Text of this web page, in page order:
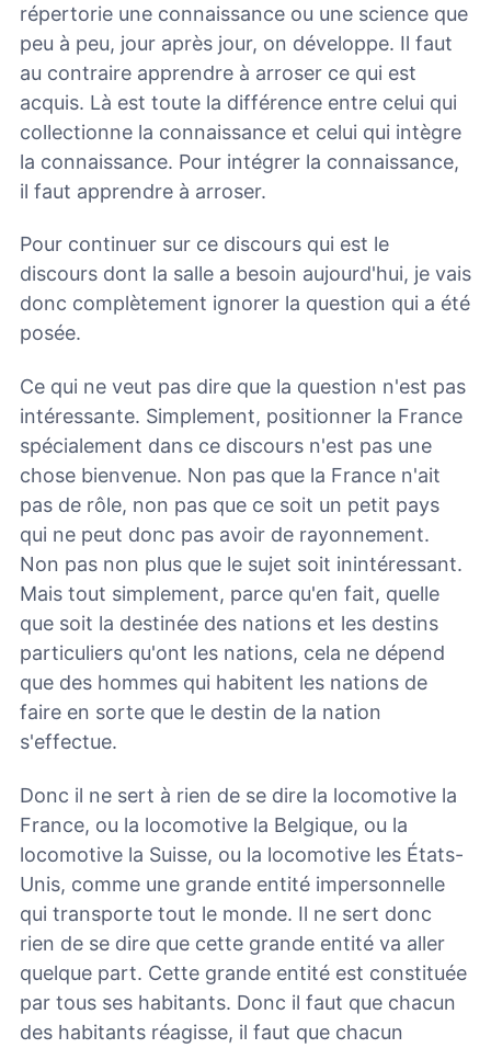
répertorie une connaissance ou une science que
peu à peu, jour après jour, on développe. Il faut
au contraire apprendre à arroser ce qui est
acquis. Là est toute la différence entre celui qui
collectionne la connaissance et celui qui intègre
la connaissance. Pour intégrer la connaissance,
il faut apprendre à arroser.
Pour continuer sur ce discours qui est le
discours dont la salle a besoin aujourd'hui, je vais
donc complètement ignorer la question qui a été
posée.
Ce qui ne veut pas dire que la question n'est pas
intéressante. Simplement, positionner la France
spécialement dans ce discours n'est pas une
chose bienvenue. Non pas que la France n'ait
pas de rôle, non pas que ce soit un petit pays
qui ne peut donc pas avoir de rayonnement.
Non pas non plus que le sujet soit inintéressant.
Mais tout simplement, parce qu'en fait, quelle
que soit la destinée des nations et les destins
particuliers qu'ont les nations, cela ne dépend
que des hommes qui habitent les nations de
faire en sorte que le destin de la nation
s'effectue.
Donc il ne sert à rien de se dire la locomotive la
France, ou la locomotive la Belgique, ou la
locomotive la Suisse, ou la locomotive les États-
Unis, comme une grande entité impersonnelle
qui transporte tout le monde. Il ne sert donc
rien de se dire que cette grande entité va aller
quelque part. Cette grande entité est constituée
par tous ses habitants. Donc il faut que chacun
des habitants réagisse, il faut que chacun